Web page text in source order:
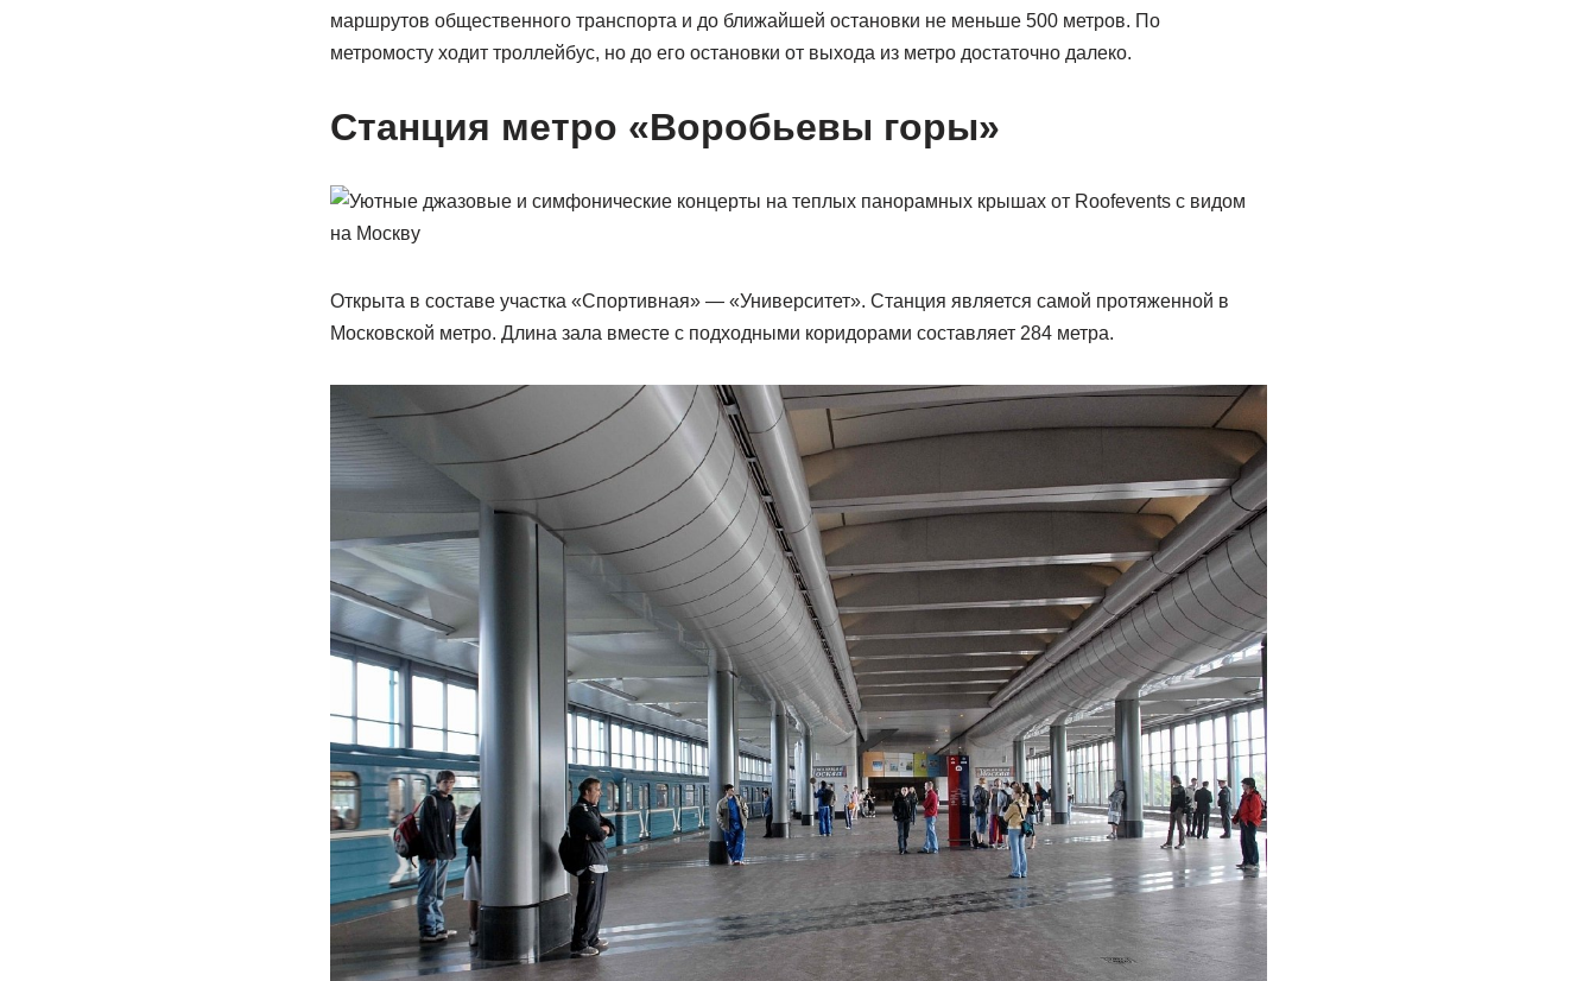
маршрутов общественного транспорта и до ближайшей остановки не меньше 500 метров. По
метромосту ходит троллейбус, но до его остановки от выхода из метро достаточно далеко.
Станция метро «Воробьевы горы»
Открыта в составе участка «Спортивная» — «Университет». Станция является самой протяженной в
Московской метро. Длина зала вместе с подходными коридорами составляет 284 метра.